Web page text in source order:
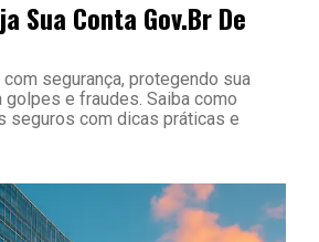
Sua Conta Gov.br De
segurança, protegendo sua
golpes e fraudes. Saiba como
seguros com dicas práticas e